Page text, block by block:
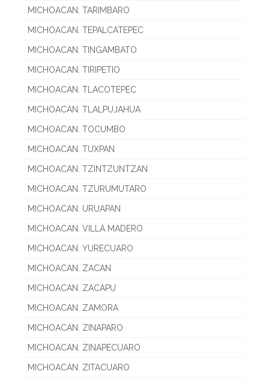
MICHOACAN. TARIMBARO
MICHOACAN. TEPALCATEPEC
MICHOACAN. TINGAMBATO
MICHOACAN. TIRIPETIO
MICHOACAN. TLACOTEPEC
MICHOACAN. TLALPUJAHUA
MICHOACAN. TOCUMBO
MICHOACAN. TUXPAN
MICHOACAN. TZINTZUNTZAN
MICHOACAN. TZURUMUTARO
MICHOACAN. URUAPAN
MICHOACAN. VILLA MADERO
MICHOACAN. YURECUARO
MICHOACAN. ZACAN
MICHOACAN. ZACAPU
MICHOACAN. ZAMORA
MICHOACAN. ZINAPARO
MICHOACAN. ZINAPECUARO
MICHOACAN. ZITACUARO